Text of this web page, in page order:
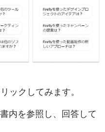
ックしてみます。
内を参照し、回答して